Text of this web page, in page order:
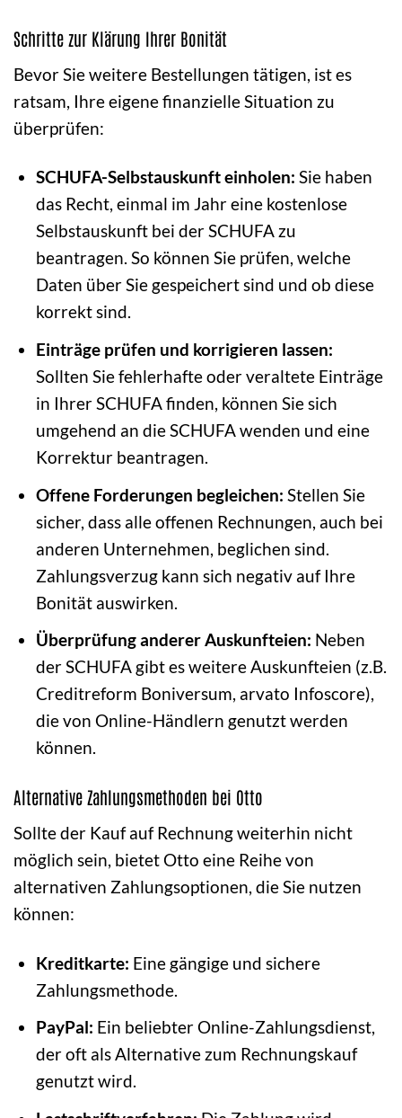
Schritte zur Klärung Ihrer Bonität
Bevor Sie weitere Bestellungen tätigen, ist es
ratsam, Ihre eigene finanzielle Situation zu
überprüfen:
SCHUFA-Selbstauskunft einholen: Sie haben
das Recht, einmal im Jahr eine kostenlose
Selbstauskunft bei der SCHUFA zu
beantragen. So können Sie prüfen, welche
Daten über Sie gespeichert sind und ob diese
korrekt sind.
Einträge prüfen und korrigieren lassen:
Sollten Sie fehlerhafte oder veraltete Einträge
in Ihrer SCHUFA finden, können Sie sich
umgehend an die SCHUFA wenden und eine
Korrektur beantragen.
Offene Forderungen begleichen: Stellen Sie
sicher, dass alle offenen Rechnungen, auch bei
anderen Unternehmen, beglichen sind.
Zahlungsverzug kann sich negativ auf Ihre
Bonität auswirken.
Überprüfung anderer Auskunfteien: Neben
der SCHUFA gibt es weitere Auskunfteien (z.B.
Creditreform Boniversum, arvato Infoscore),
die von Online-Händlern genutzt werden
können.
Alternative Zahlungsmethoden bei Otto
Sollte der Kauf auf Rechnung weiterhin nicht
möglich sein, bietet Otto eine Reihe von
alternativen Zahlungsoptionen, die Sie nutzen
können:
Kreditkarte: Eine gängige und sichere
Zahlungsmethode.
PayPal: Ein beliebter Online-Zahlungsdienst,
der oft als Alternative zum Rechnungskauf
genutzt wird.